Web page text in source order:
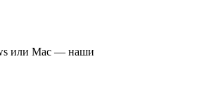
или Mac — наши